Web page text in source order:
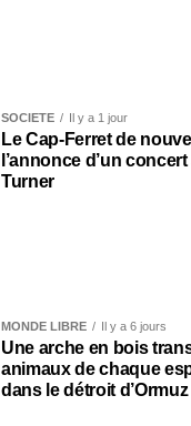
SOCIÉTÉ Il y a 1 jour
Le Cap-Ferret de
l’annonce d’un
Turner
MONDE LIBRE Il y a 6 jours
Une arche en bois
animaux de chaque
dans le détroit d’Ormuz